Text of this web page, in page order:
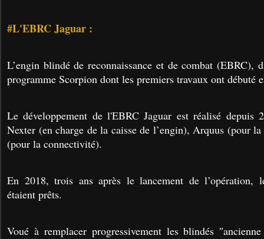
#L'EBRC Jaguar :
L’engin blindé de reconnaissance et de combat (EBRC),
programme Scorpion dont les premiers travaux ont débuté
Le développement de l'EBRC Jaguar est réalisé depuis
Nexter (en charge de la caisse de l’engin), Arquus (pour
(pour la connectivité).
En 2018, trois ans après le lancement de l’opération,
étaient prêts.
Voué à remplacer progressivement les blindés